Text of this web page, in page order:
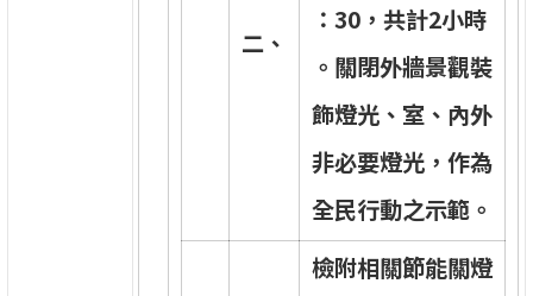
二、
： 30， 共計2小時
。 關閉外牆景觀裝
飾燈光、 室、 內外
非必要燈光， 作為
全民行動之示範。
檢附相關節能關燈